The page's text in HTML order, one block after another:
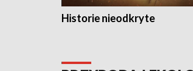
Historie nieodkryte